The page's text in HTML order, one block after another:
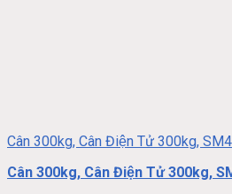
Cân 300kg, Cân Điện Tử 300kg,
Cân 300kg, Cân Điện Tử 300kg,